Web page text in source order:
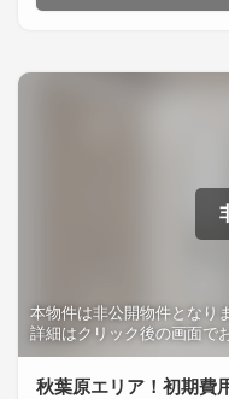
本物件は非公開物件となり
詳細はクリック後の画面で
秋葉原エリア！初期費